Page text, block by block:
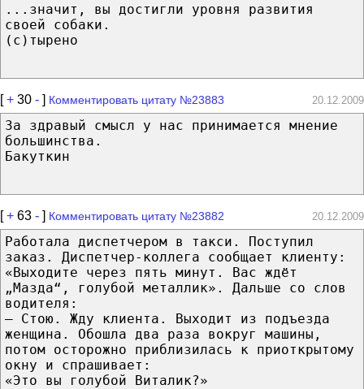
...значит, вы достигли уровня развития
своей собаки.
(с)тырено
[+ 30 - ] Комментировать цитату №23883 20.12.2009
За здравый смысл у нас принимается мнение
большинства.
Бакуткин
[+ 63 - ] Комментировать цитату №23882 20.12.2009
Работала диспетчером в такси. Поступил
заказ. Диспетчер-коллега сообщает клиенту:
«Выходите через пять минут. Вас ждёт
„Мазда“, голубой металлик». Дальше со слов
водителя:
— Стою. Жду клиента. Выходит из подъезда
женщина. Обошла два раза вокруг машины,
потом осторожно приблизилась к приоткрытому
окну и спрашивает:
«Это вы голубой Виталик?»